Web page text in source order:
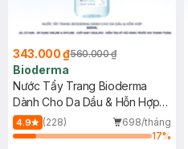
343.000 ₫560.000 ₫
Bioderma
Nước Tẩy Trang Bioderma
Dành Cho Da Dầu & Hỗn Hợp
500ml
4.9 (228)
698/tháng
17%